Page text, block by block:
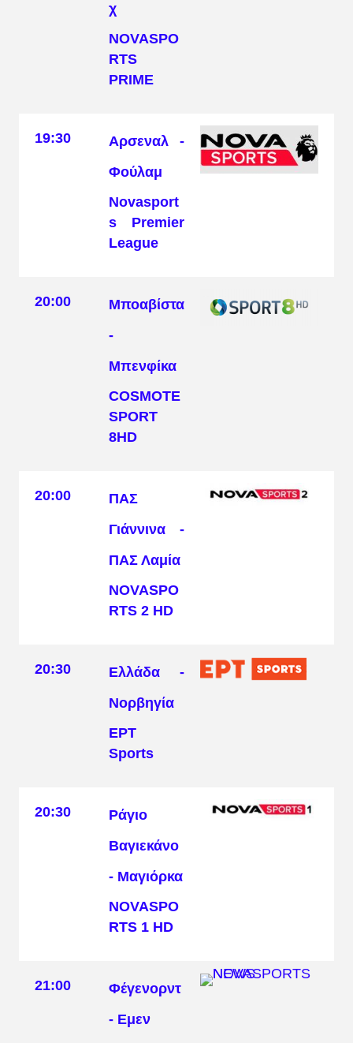
χ
NOVASPO
RTS
PRIME
19:30
Αρσεναλ -
Φούλαμ
Novasport
s Premier
League
20:00
Μποαβίστα
-
Μπενφίκα
COSMOTE
SPORT
8HD
20:00
ΠΑΣ
Γιάννινα -
ΠΑΣ Λαμία
NOVASPO
RTS 2 HD
20:30
Ελλάδα -
Νορβηγία
ΕΡΤ
Sports
20:30
Ράγιο
Βαγιεκάνο
- Μαγιόρκα
NOVASPO
RTS 1 HD
21:00
Φέγενορντ
- Εμεν